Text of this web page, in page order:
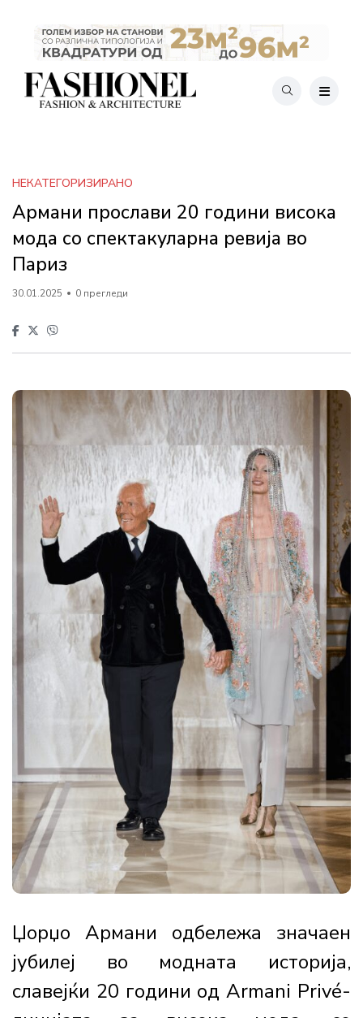
НЕКАТЕГОРИЗИРАНО
Армани прослави 20 години висока
мода со спектакуларна ревија во
Париз
30.01.2025 0 прегледи
Џорџо Армани одбележа значаен
јубилеј во модната историја,
славејќи 20 години од Armani Privé-